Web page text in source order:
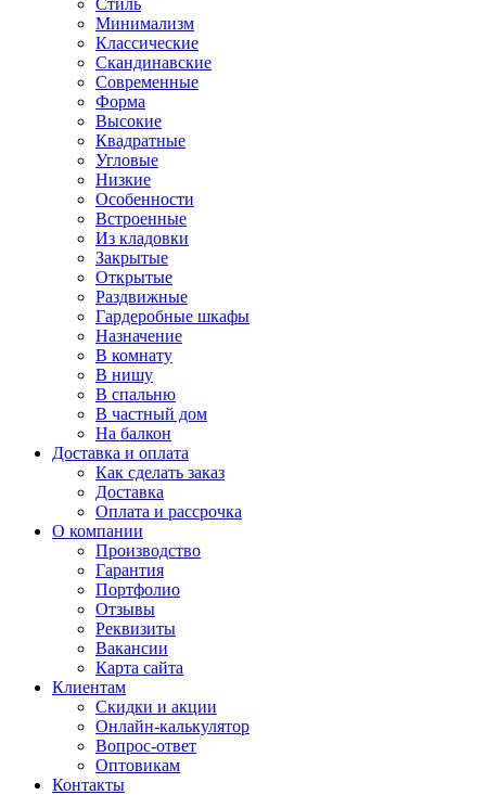
Стиль
Минимализм
Классические
Скандинавские
Современные
Форма
Высокие
Квадратные
Угловые
Низкие
Особенности
Встроенные
Из кладовки
Закрытые
Открытые
Раздвижные
Гардеробные шкафы
Назначение
В комнату
В нишу
В спальню
В частный дом
На балкон
Доставка и оплата
Как сделать заказ
Доставка
Оплата и рассрочка
О компании
Производство
Гарантия
Портфолио
Отзывы
Реквизиты
Вакансии
Карта сайта
Клиентам
Скидки и акции
Онлайн-калькулятор
Вопрос-ответ
Оптовикам
Контакты